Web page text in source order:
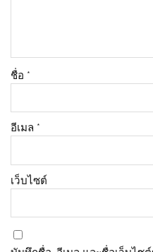
ชื่อ *
อีเมล *
เว็บไซต์